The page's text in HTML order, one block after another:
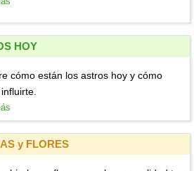
HOY
cómo están los astros hoy y cómo
y FLORES